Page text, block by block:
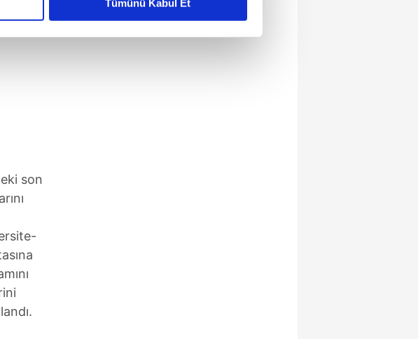
Metnimizi okumak ve sitemizde ilgili
Tümünü Kabul Et
son